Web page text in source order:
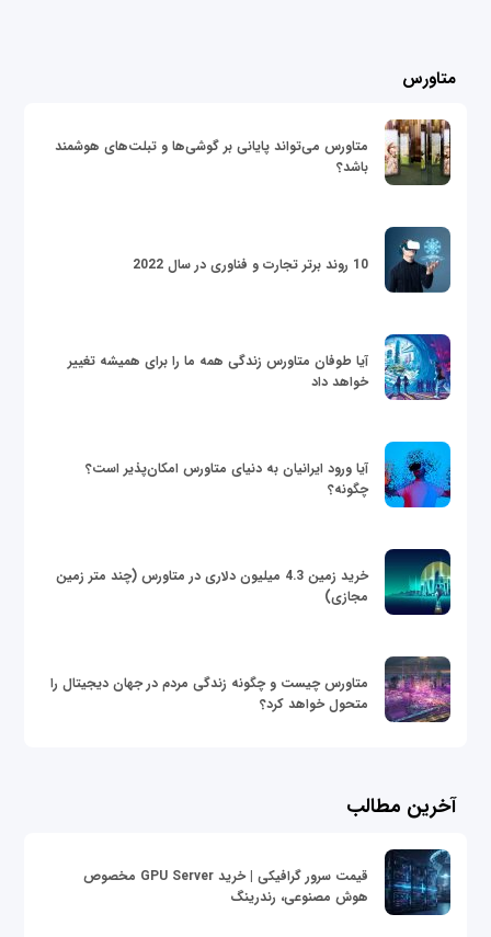
متاورس
متاورس می‌تواند پایانی بر گوشی‌ها و تبلت‌های هوشمند
باشد؟
10 روند برتر تجارت و فناوری در سال 2022
آیا طوفان متاورس زندگی همه ما را برای همیشه تغییر
خواهد داد
آیا ورود ایرانیان به دنیای متاورس امکان‌پذیر است؟
چگونه؟
خرید زمین 4.3 میلیون دلاری در متاورس (چند متر زمین
مجازی)
متاورس چیست و چگونه زندگی مردم در جهان دیجیتال را
متحول خواهد کرد؟
آخرین مطالب
قیمت سرور گرافیکی | خرید GPU Server مخصوص
هوش مصنوعی، رندرینگ